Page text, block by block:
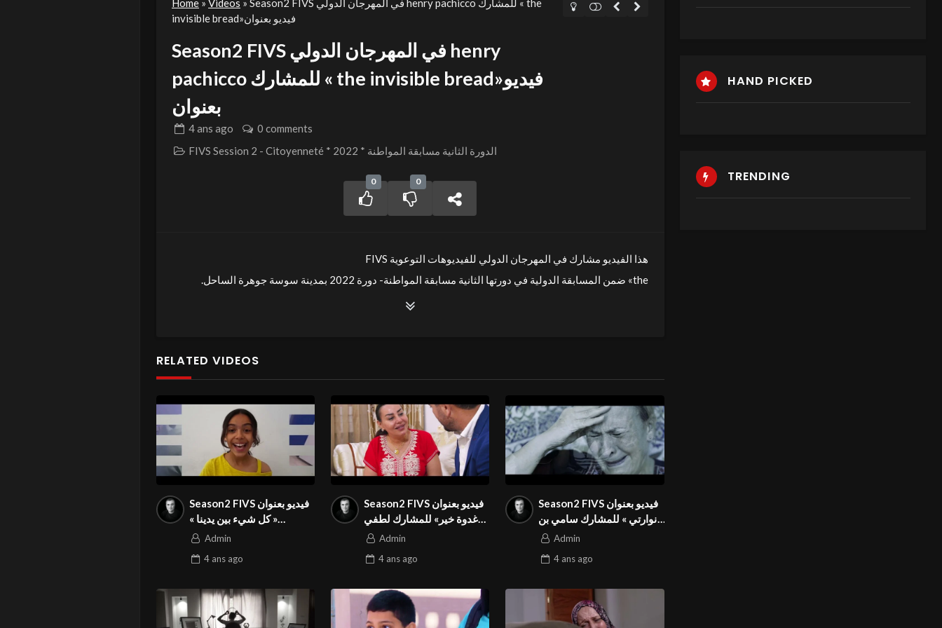
Home » Videos » Season2 FIVS في المهرجان الدولي henry pachicco للمشارك « the
invisible bread»فيديو بعنوان
Season2 FIVS في المهرجان الدولي henry
pachicco للمشارك « the invisible bread»فيديو
بعنوان
4 ans ago
0 comments
FIVS Session 2 - Citoyenneté * 2022 * الدورة الثانية مسابقة المواطنة
0 0
FIVS هذا الفيديو مشارك في المهرجان الدولي للفيديوهات التوعوية
.ضمن المسابقة الدولية في دورتها الثانية مسابقة المواطنة- دورة 2022 بمدينة سوسة جوهرة الساحل «the
يصور الفيديو قيم الايثار و التآخي
Admin
RELATED VIDEOS
Season2 FIVS فيديو بعنوان
« كل شيء بين يدينا »
للمشارك محمد عياض
Admin
4 ans ago
Season2 FIVS فيديو بعنوان
« غدوة خير» للمشارك لطفي
الفالحي من تونس في
Admin
4 ans ago
Season2 FIVS فيديو بعنوان
« نوارتي » للمشارك سامي بن
نصر في المهرجان الدولي
Admin
4 ansago
HAND PICKED
TRENDING